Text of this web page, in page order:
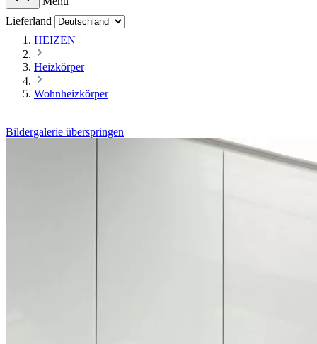
Lieferland
HEIZEN
Heizkörper
Wohnheizkörper
Bildergalerie überspringen